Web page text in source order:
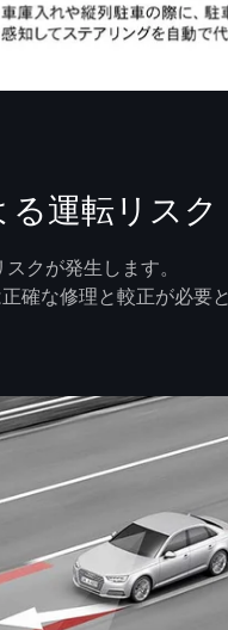
運転リスク
クが発生します。
確な修理と較正が必要と